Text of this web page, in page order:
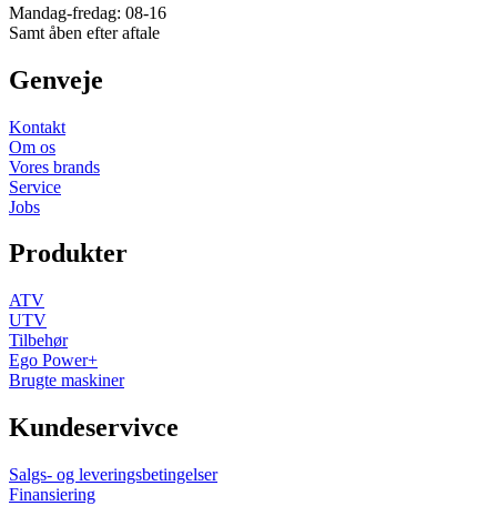
Mandag-fredag: 08-16
Samt åben efter aftale
Genveje
Kontakt
Om os
Vores brands
Service
Jobs
Produkter
ATV
UTV
Tilbehør
Ego Power+
Brugte maskiner
Kundeservivce
Salgs- og leveringsbetingelser
Finansiering